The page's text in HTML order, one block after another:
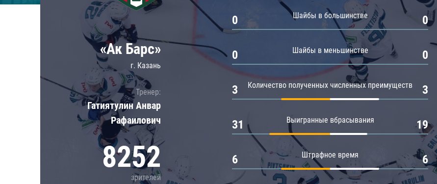
Локомотив
ЦСКА
Шанхайские Драконы
«Ак Барс»
г. Казань
Тренер:
Гатиятулин Анвар
Рафаилович
8252
зрителей
Шайбы в большинстве
0 0
Шайбы в меньшинстве
0 0
Количество полученных численных преимуществ
3 3
Выигранные вбрасывания
31 19
Штрафное время
6 6